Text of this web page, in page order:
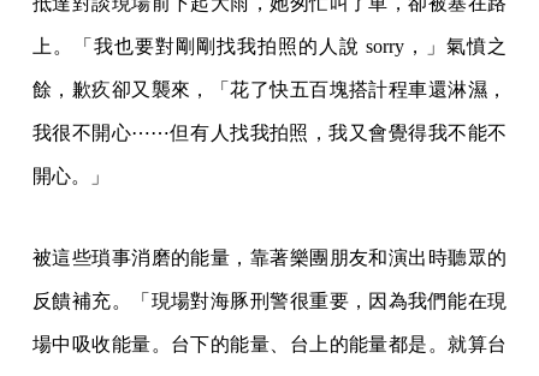
上。「我也要對剛剛找我拍照的人說 sorry，」氣憤之
餘，歉疚卻又襲來，「花了快五百塊搭計程車還淋濕，
我很不開心⋯⋯但有人找我拍照，我又會覺得我不能不
開心。」
被這些瑣事消磨的能量，靠著樂團朋友和演出時聽眾的
反饋補充。「現場對海豚刑警很重要，因為我們能在現
場中吸收能量。台下的能量、台上的能量都是。就算台